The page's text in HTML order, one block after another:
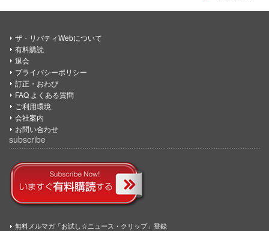
ザ・リバティWebについて
有料購読
退会
プライバシーポリシー
訂正・おわび
FAQ よくある質問
ご利用環境
会社案内
お問い合わせ
subscribe
無料メルマガ「お試し☆ニュース・クリップ」登録